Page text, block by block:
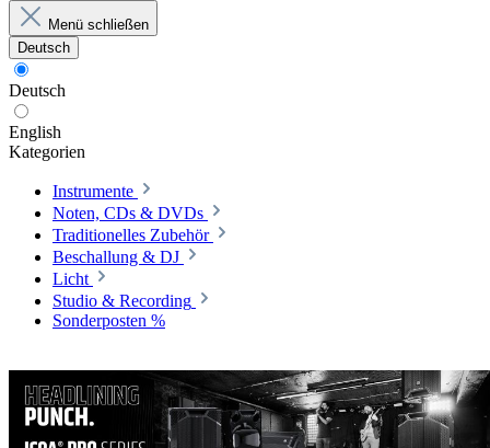
Menü schließen
Deutsch
Deutsch
English
Kategorien
Instrumente
Noten, CDs & DVDs
Traditionelles Zubehör
Beschallung & DJ
Licht
Studio & Recording
Sonderposten %